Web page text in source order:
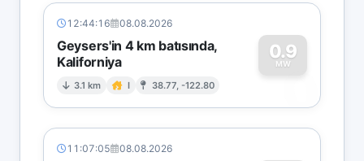
12:44:16 08.08.2026
Geysers'in 4 km batısında,
Kaliforniya
3.1 km I 38.77, -122.80
0.9
MW
0
11:07:05 08.08.2026